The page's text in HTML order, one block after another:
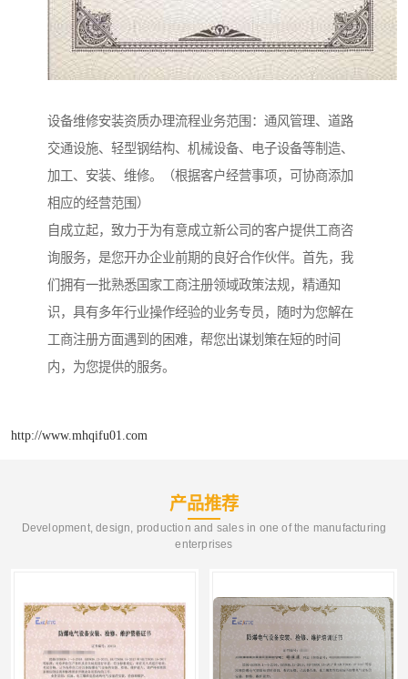
设备维修安装资质办理流程业务范围：通风管理、道路
交通设施、轻型钢结构、机械设备、电子设备等制造、
加工、安装、维修。（根据客户经营事项，可协商添加
相应的经营范围）
自成立起，致力于为有意成立新公司的客户提供工商咨
询服务，是您开办企业前期的良好合作伙伴。首先，我
们拥有一批熟悉国家工商注册领域政策法规，精通知
识，具有多年行业操作经验的业务专员，随时为您解在
工商注册方面遇到的困难，帮您出谋划策在短的时间
内，为您提供的服务。
http://www.mhqifu01.com
产品推荐
Development, design, production and sales in one of the manufacturing
enterprises